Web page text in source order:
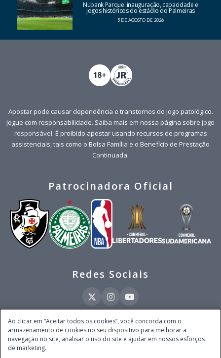
Nubank Parque: inauguração, capacidade e
jogos históricos do estádio do Palmeiras
5 DE AGOSTO DE 2026
Apostar pode causar dependência e transtornos do jogo patológico.
Jogue com responsabilidade. Saiba mais em nossa página sobre jogo
responsável. É proibido apostar usando recursos de programas
assistenciais, tais como o Bolsa Família e o Benefício de Prestação
Continuada.
Patrocinadora Oficial
Redes Sociais
Este site é operado pela Ventmear Brasil LTDA (CNPJ 52.868.380/0001-84), com
endereço na Avenida Brigadeiro Faria Lima, nº 4.055, 3º andar, Itaim Bibi, no
Município de São Paulo, Estado de São Paulo, CEP 04538-133, Brasil - empresa
Ao clicar em “Aceitar todos os cookies”, você concorda com o
armazenamento de cookies no seu dispositivo para melhorar a
navegação no site, analisar o uso do site e ajudar em nossos esforços
de marketing.